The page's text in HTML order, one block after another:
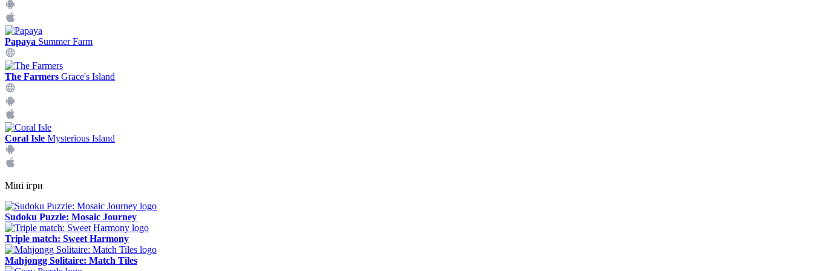
Papaya Summer Farm
The Farmers Grace's Island
Coral Isle Mysterious Island
Міні ігри
Sudoku Puzzle: Mosaic Journey
Triple match: Sweet Harmony
Mahjongg Solitaire: Match Tiles